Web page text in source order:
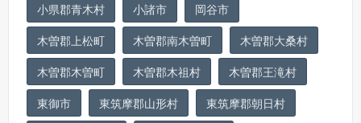
小県郡青木村
小諸市
岡谷市
木曽郡上松町
木曽郡南木曽町
木曽郡大桑村
木曽郡木曽町
木曽郡木祖村
木曽郡王滝村
東御市
東筑摩郡山形村
東筑摩郡朝日村